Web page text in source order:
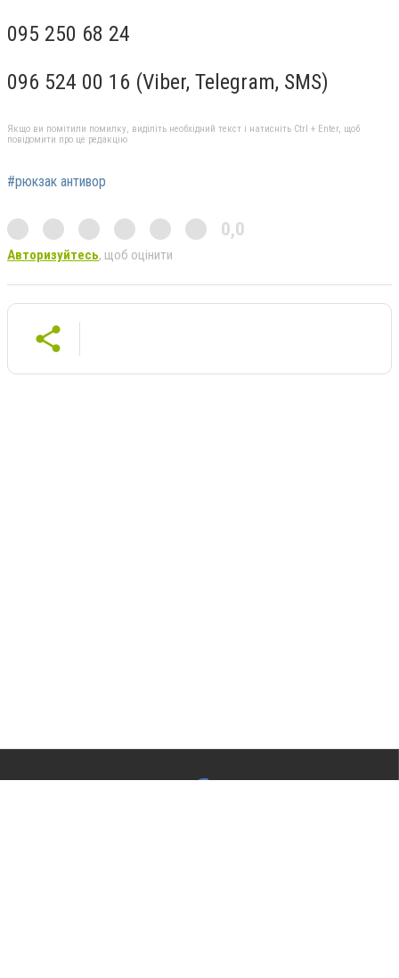
095 250 68 24
096 524 00 16 (Viber, Telegram, SMS)
Якщо ви помітили помилку, виділіть необхідний текст і натисніть Ctrl + Enter, щоб
повідомити про це редакцію
#рюкзак антивор
0,0
Авторизуйтесь, щоб оцінити